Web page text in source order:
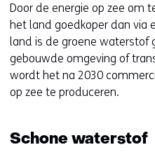
Door de energie op zee om
het land goedkoper dan via
land is de groene waterstof
gebouwde omgeving of
wordt het na 2030
op zee te produceren.
Schone waterstof